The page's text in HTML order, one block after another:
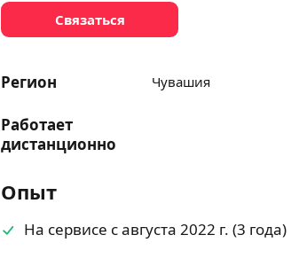
Связаться
Регион Чувашия
Работает
дистанционно
Опыт
На сервисе с августа 2022 г. (3 года)